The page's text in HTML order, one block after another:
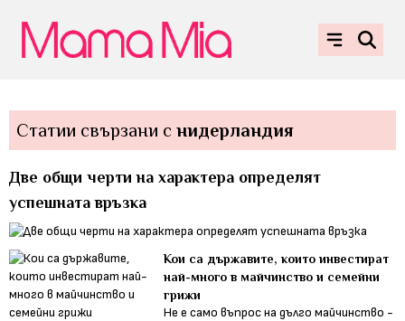
Статии свързани с нидерландия
Две общи черти на характера определят
успешната връзка
Кои са държавите, които инвестират
най-много в майчинство и семейни
грижи
Не е само въпрос на дълго майчинство -